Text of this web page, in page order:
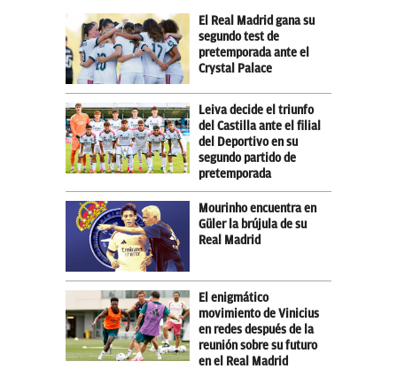
El Real Madrid gana su
segundo test de
pretemporada ante el
Crystal Palace
Leiva decide el triunfo
del Castilla ante el filial
del Deportivo en su
segundo partido de
pretemporada
Mourinho encuentra en
Güler la brújula de su
Real Madrid
El enigmático
movimiento de Vinicius
en redes después de la
reunión sobre su futuro
en el Real Madrid